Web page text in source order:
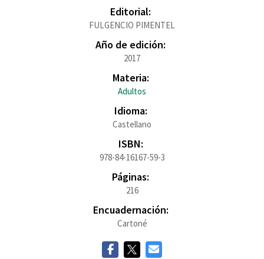
Editorial:
FULGENCIO PIMENTEL
Año de edición:
2017
Materia:
Adultos
Idioma:
Castellano
ISBN:
978-84-16167-59-3
Páginas:
216
Encuadernación:
Cartoné